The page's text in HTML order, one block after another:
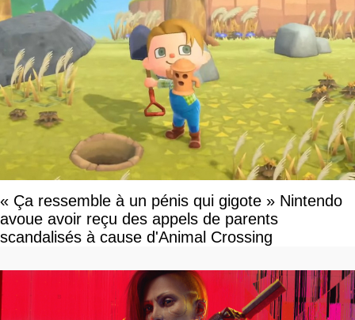
« Ça ressemble à un pénis qui gigote » Nintendo
avoue avoir reçu des appels de parents
scandalisés à cause d'Animal Crossing